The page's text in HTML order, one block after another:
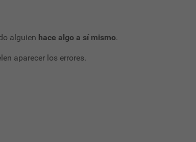
alguien hace algo a sí mismo.
aparecer los errores.